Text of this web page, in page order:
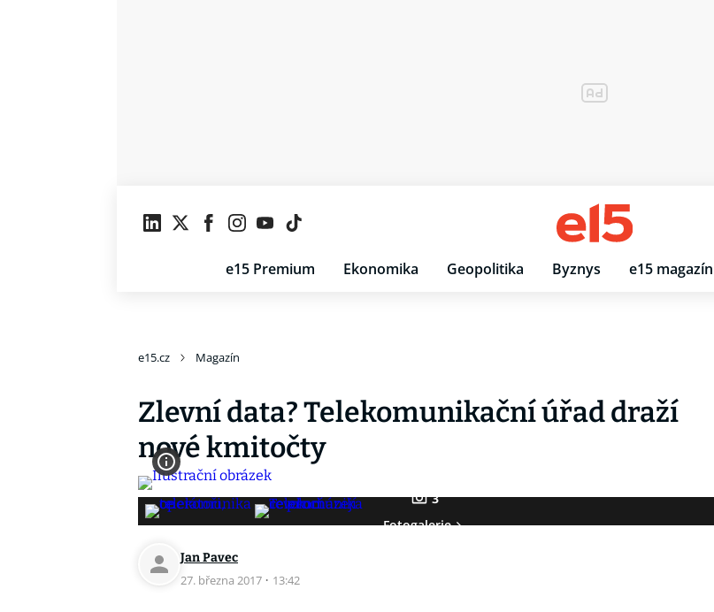
e15 Premium Ekonomika Geopolitika Byznys e15 magazín
e15.cz Magazín
Zlevní data? Telekomunikační úřad draží
nové kmitočty
3
Fotogalerie
Jan Pavec
27. března 2017 · 13:42